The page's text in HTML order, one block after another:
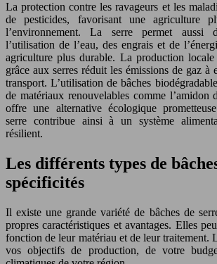
La protection contre les ravageurs et les
de pesticides, favorisant une agriculture
l’environnement. La serre permet aussi
l’utilisation de l’eau, des engrais et de
agriculture plus durable. La production
grâce aux serres réduit les émissions de gaz à
transport. L’utilisation de bâches
de matériaux renouvelables comme l’amidon
offre une alternative écologique
serre contribue ainsi à un système
résilient.
Les différents types de
spécificités
Il existe une grande variété de bâches de
propres caractéristiques et avantages. Elles
fonction de leur matériau et de leur traitement.
vos objectifs de production, de votre